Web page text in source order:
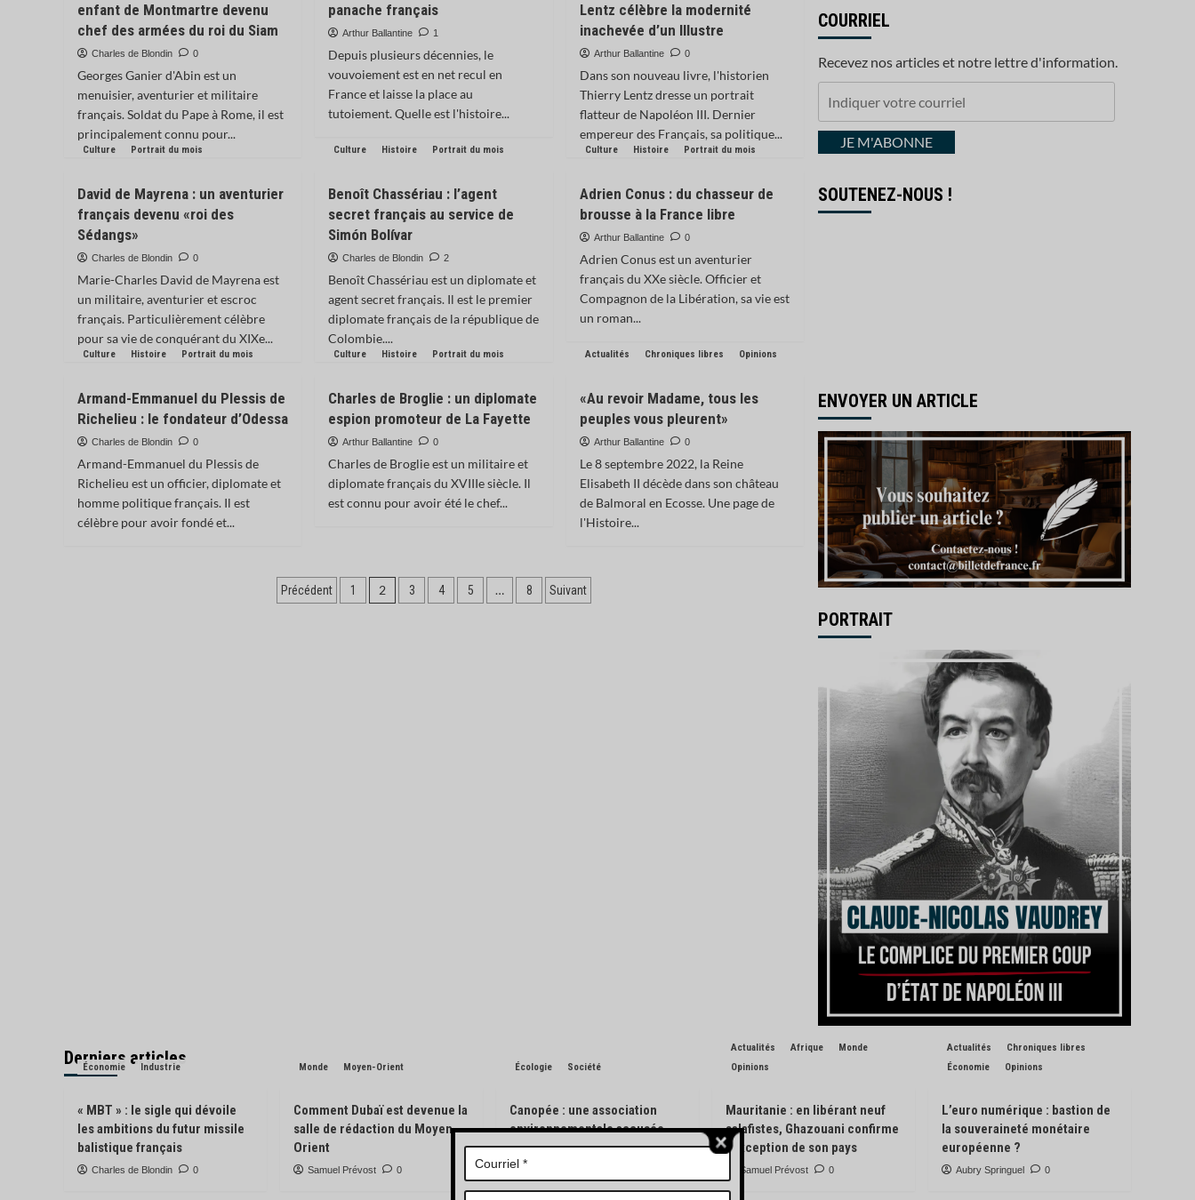
enfant de Montmartre devenu
chef des armées du roi du Siam
Charles de Blondin 0
Georges Ganier d'Abin est un
menuisier, aventurier et militaire
français. Soldat du Pape à Rome, il est
principalement connu pour...
panache français
Arthur Ballantine 1
Depuis plusieurs décennies, le
vouvoiement est en net recul en
France et laisse la place au
tutoiement. Quelle est l'histoire...
Lentz célèbre la modernité
inachevée d’un Illustre
Arthur Ballantine 0
Dans son nouveau livre, l'historien
Thierry Lentz dresse un portrait
flatteur de Napoléon III. Dernier
empereur des Français, sa politique...
Culture Portrait du mois
David de Mayrena : un aventurier
français devenu «roi des
Sédangs»
Charles de Blondin 0
Marie-Charles David de Mayrena est
un militaire, aventurier et escroc
français. Particulièrement célèbre
pour sa vie de conquérant du XIXe...
Culture Histoire Portrait du mois
Benoît Chassériau : l’agent
secret français au service de
Simón Bolívar
Charles de Blondin 2
Benoît Chassériau est un diplomate et
agent secret français. Il est le premier
diplomate français de la république de
Colombie....
Culture Histoire Portrait du mois
Adrien Conus : du chasseur de
brousse à la France libre
Arthur Ballantine 0
Adrien Conus est un aventurier
français du XXe siècle. Officier et
Compagnon de la Libération, sa vie est
un roman...
Culture Histoire Portrait du mois
Armand-Emmanuel du Plessis de
Richelieu : le fondateur d’Odessa
Charles de Blondin 0
Armand-Emmanuel du Plessis de
Richelieu est un officier, diplomate et
homme politique français. Il est
célèbre pour avoir fondé et...
Culture Histoire Portrait du mois
Charles de Broglie : un diplomate
espion promoteur de La Fayette
Arthur Ballantine 0
Charles de Broglie est un militaire et
diplomate français du XVIIIe siècle. Il
est connu pour avoir été le chef...
Actualités Chroniques libres Opinions
«Au revoir Madame, tous les
peuples vous pleurent»
Arthur Ballantine 0
Le 8 septembre 2022, la Reine
Elisabeth II décède dans son château
de Balmoral en Ecosse. Une page de
l'Histoire...
Pagination
Précédent 1 2 3 4 5 … 8 Suivant
COURRIEL
Recevez nos articles et notre lettre d'information.
courrielJE M'ABONNE
SOUTENEZ-NOUS !
ENVOYER UN ARTICLE
PORTRAIT
Derniers articles
Économie Industrie
« MBT » : le sigle qui dévoile
les ambitions du futur missile
balistique français
Charles de Blondin 0
Monde Moyen-Orient
Comment Dubaï est devenue la
salle de rédaction du Moyen-
Orient
Samuel Prévost 0
Écologie Société
Canopée : une association
environnementale accusée
d’avoir pisté des engins
forestiers
Charles de Blondin 0
Actualités Afrique
Monde
Opinions
Mauritanie : en libérant neuf
salafistes, Ghazouani confirme
l’exception de son pays
Samuel Prévost 0
Actualités
Chroniques libres
Économie
Opinions
L’euro numérique : bastion de
la souveraineté monétaire
européenne ?
Aubry Springuel 0